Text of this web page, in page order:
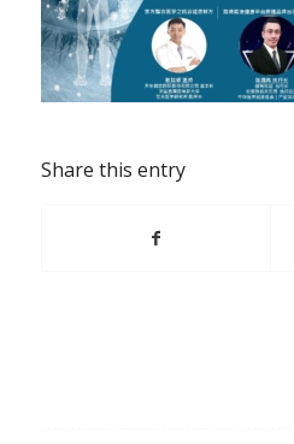
Share this entry